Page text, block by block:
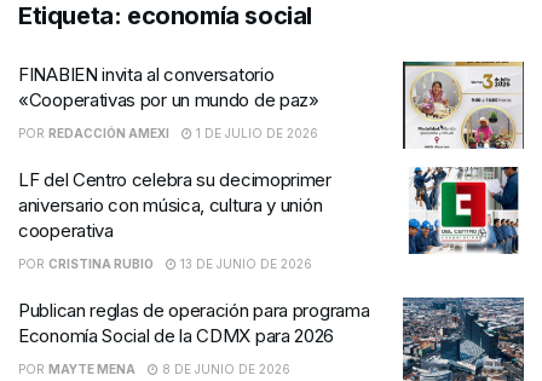
Etiqueta: economía social
FINABIEN invita al conversatorio
«Cooperativas por un mundo de paz»
POR REDACCIÓN AMEXI 1 DE JULIO DE 2026
LF del Centro celebra su decimoprimer
aniversario con música, cultura y unión
cooperativa
POR CRISTINA RUBIO 13 DE JUNIO DE 2026
Publican reglas de operación para programa
Economía Social de la CDMX para 2026
POR MAYTE MENA 8 DE JUNIO DE 2026